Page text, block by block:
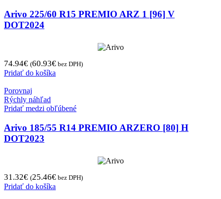
Arivo 225/60 R15 PREMIO ARZ 1 [96] V
DOT2024
74.94€ (60.93€ bez DPH)
Pridať do košíka
Porovnaj
Rýchly náhľad
Pridať medzi obľúbené
Arivo 185/55 R14 PREMIO ARZERO [80] H
DOT2023
31.32€ (25.46€ bez DPH)
Pridať do košíka